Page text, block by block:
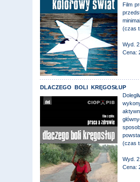
Film
(czas
Wyd. 2
Cena:
DLACZEGO BOLI KRĘGOSŁUP
(czas
Wyd. 2
Cena: